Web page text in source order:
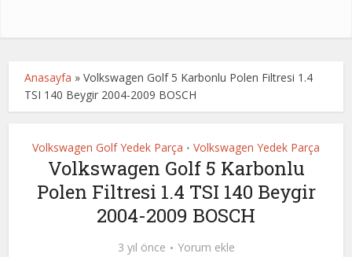
Anasayfa »Volkswagen Golf 5 Karbonlu Polen Filtresi 1.4
TSI 140 Beygir 2004-2009 BOSCH
Volkswagen Golf Yedek Parça • Volkswagen Yedek Parça
Volkswagen Golf 5 Karbonlu
Polen Filtresi 1.4 TSI 140 Beygir
2004-2009 BOSCH
3 yıl önce Yorum ekle